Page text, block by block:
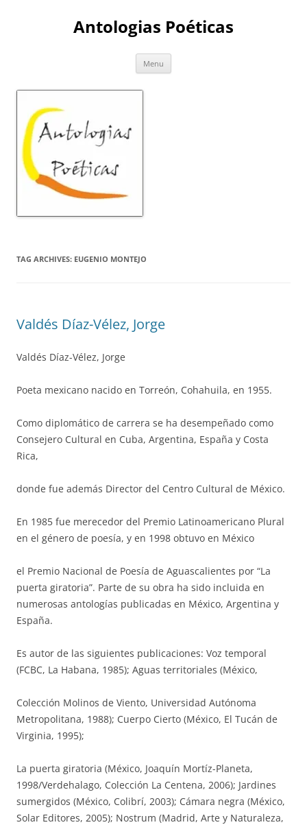
Antologias Poéticas
Menu
TAG ARCHIVES: EUGENIO MONTEJO
Valdés Díaz-Vélez, Jorge
Valdés Díaz-Vélez, Jorge
Poeta mexicano nacido en Torreón, Cohahuila, en 1955.
Como diplomático de carrera se ha desempeñado como
Consejero Cultural en Cuba, Argentina, España y Costa
Rica,
donde fue además Director del Centro Cultural de México.
En 1985 fue merecedor del Premio Latinoamericano Plural
en el género de poesía, y en 1998 obtuvo en México
el Premio Nacional de Poesía de Aguascalientes por “La
puerta giratoria”. Parte de su obra ha sido incluida en
numerosas antologías publicadas en México, Argentina y
España.
Es autor de las siguientes publicaciones: Voz temporal
(FCBC, La Habana, 1985); Aguas territoriales (México,
Colección Molinos de Viento, Universidad Autónoma
Metropolitana, 1988); Cuerpo Cierto (México, El Tucán de
Virginia, 1995);
La puerta giratoria (México, Joaquín Mortíz-Planeta,
1998/Verdehalago, Colección La Centena, 2006); Jardines
sumergidos (México, Colibrí, 2003); Cámara negra (México,
Solar Editores, 2005); Nostrum (Madrid, Arte y Naturaleza,